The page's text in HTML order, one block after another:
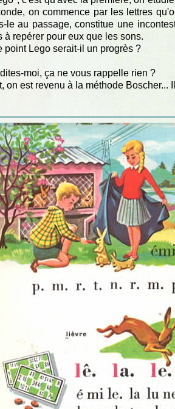
on commence par les lettres
le au passage, constitue une
à repérer pour eux que les sons.
point Lego serait-il un progrès ?
moi, ça ne vous rappelle rien ?
on est revenu à la méthode